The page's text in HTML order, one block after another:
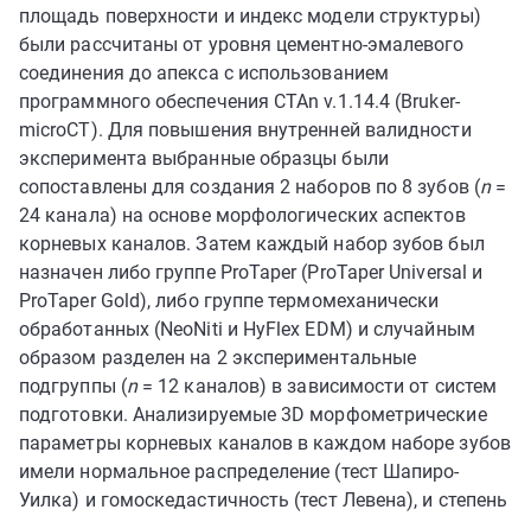
площадь поверхности и индекс модели структуры)
были рассчитаны от уровня цементно-эмалевого
соединения до апекса с использованием
программного обеспечения CTAn v.1.14.4 (Bruker-
microCT). Для повышения внутренней валидности
эксперимента выбранные образцы были
сопоставлены для создания 2 наборов по 8 зубов (n =
24 канала) на основе морфологических аспектов
корневых каналов. Затем каждый набор зубов был
назначен либо группе ProTaper (ProTaper Universal и
ProTaper Gold), либо группе термомеханически
обработанных (NeoNiti и HyFlex EDM) и случайным
образом разделен на 2 экспериментальные
подгруппы (n = 12 каналов) в зависимости от систем
подготовки. Анализируемые 3D морфометрические
параметры корневых каналов в каждом наборе зубов
имели нормальное распределение (тест Шапиро-
Уилка) и гомоскедастичность (тест Левена), и степень